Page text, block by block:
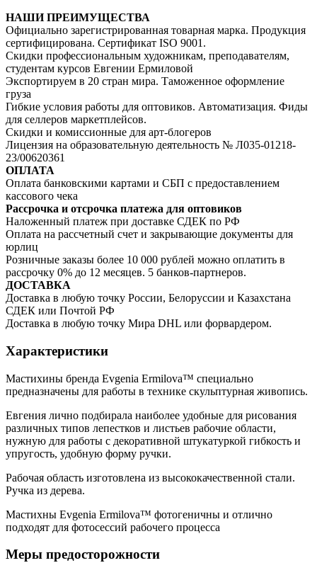
НАШИ ПРЕИМУЩЕСТВА
Официально зарегистрированная товарная марка. Продукция
сертифицирована. Сертификат ISO 9001.
Скидки профессиональным художникам, преподавателям,
студентам курсов Евгении Ермиловой
Экспортируем в 20 стран мира. Таможенное оформление
груза
Гибкие условия работы для оптовиков. Автоматизация. Фиды
для селлеров маркетплейсов.
Скидки и комиссионные для арт-блогеров
Лицензия на образовательную деятельность № Л035-01218-
23/00620361
ОПЛАТА
Оплата банковскими картами и СБП с предоставлением
кассового чека
Рассрочка и отсрочка платежа для оптовиков
Наложенный платеж при доставке СДЕК по РФ
Оплата на рассчетный счет и закрывающие документы для
юрлиц
Розничные заказы более 10 000 рублей можно оплатить в
рассрочку 0% до 12 месяцев. 5 банков-партнеров.
ДОСТАВКА
Доставка в любую точку России, Белоруссии и Казахстана
СДЕК или Почтой РФ
Доставка в любую точку Мира DHL или форвардером.
Характеристики
Мастихины бренда Evgenia Ermilova™ специально
предназначены для работы в технике скульптурная живопись.
Евгения лично подбирала наиболее удобные для рисования
различных типов лепестков и листьев рабочие области,
нужную для работы с декоративной штукатуркой гибкость и
упругость, удобную форму ручки.
Рабочая область изготовлена из высококачественной стали.
Ручка из дерева.
Мастихны Evgenia Ermilova™ фотогеничны и отлично
подходят для фотосессий рабочего процесса
Меры предосторожности